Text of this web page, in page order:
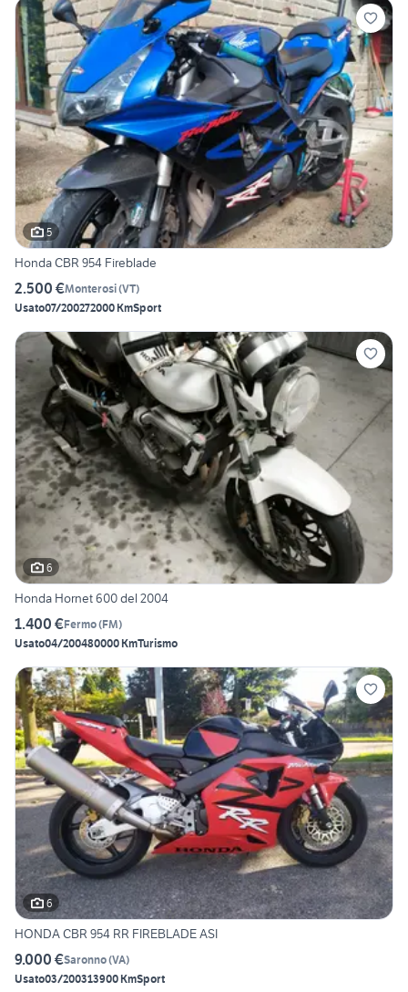
5
Honda CBR 954 Fireblade
2.500 €Monterosi(VT)
Usato07/200272000 KmSport
6
Honda Hornet 600 del 2004
1.400 €Fermo(FM)
Usato04/200480000 KmTurismo
6
HONDA CBR 954 RR FIREBLADE ASI
9.000 €Saronno(VA)
Usato03/200313900 KmSport